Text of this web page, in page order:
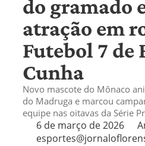
do gramado
atração em
Futebol 7 de
Cunha
Novo mascote do Mônaco
do Madruga e marcou
equipe nas oitavas da Série
6 de março de 2026